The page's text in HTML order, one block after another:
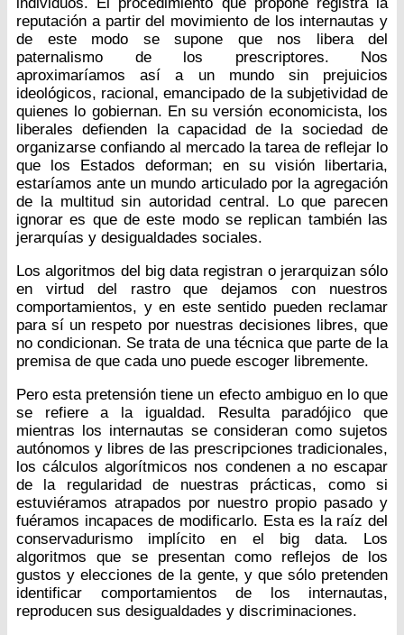
reputación a partir del movimiento de los internautas y
de este modo se supone que nos libera del
paternalismo de los prescriptores. Nos
aproximaríamos así a un mundo sin prejuicios
ideológicos, racional, emancipado de la subjetividad de
quienes lo gobiernan. En su versión economicista, los
liberales defienden la capacidad de la sociedad de
organizarse confiando al mercado la tarea de reflejar lo
que los Estados deforman; en su visión libertaria,
estaríamos ante un mundo articulado por la agregación
de la multitud sin autoridad central. Lo que parecen
ignorar es que de este modo se replican también las
jerarquías y desigualdades sociales.
Los algoritmos del big data registran o jerarquizan sólo
en virtud del rastro que dejamos con nuestros
comportamientos, y en este sentido pueden reclamar
para sí un respeto por nuestras decisiones libres, que
no condicionan. Se trata de una técnica que parte de la
premisa de que cada uno puede escoger libremente.
Pero esta pretensión tiene un efecto ambiguo en lo que
se refiere a la igualdad. Resulta paradójico que
mientras los internautas se consideran como sujetos
autónomos y libres de las prescripciones tradicionales,
los cálculos algorítmicos nos condenen a no escapar
de la regularidad de nuestras prácticas, como si
estuviéramos atrapados por nuestro propio pasado y
fuéramos incapaces de modificarlo. Esta es la raíz del
conservadurismo implícito en el big data. Los
algoritmos que se presentan como reflejos de los
gustos y elecciones de la gente, y que sólo pretenden
identificar comportamientos de los internautas,
reproducen sus desigualdades y discriminaciones.